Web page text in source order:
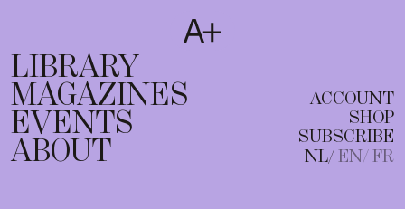
T
EN FR
LIBRARY
MAGAZINES
EVENTS
ABOUT
ACCOUNT
SHOP
SUBSCRIBE
NL EN FR